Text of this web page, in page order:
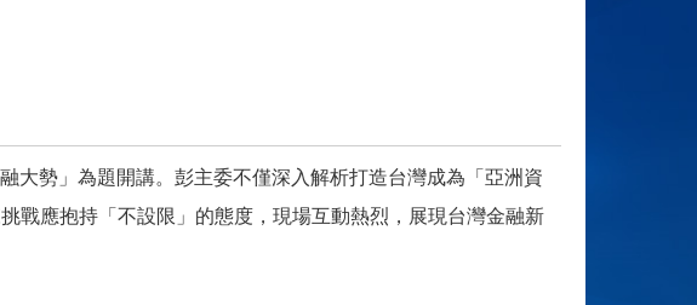
大勢」為題開講。彭主委不僅深入解析打造台灣成為「亞洲資
戰應抱持「不設限」的態度，現場互動熱烈，展現台灣金融新